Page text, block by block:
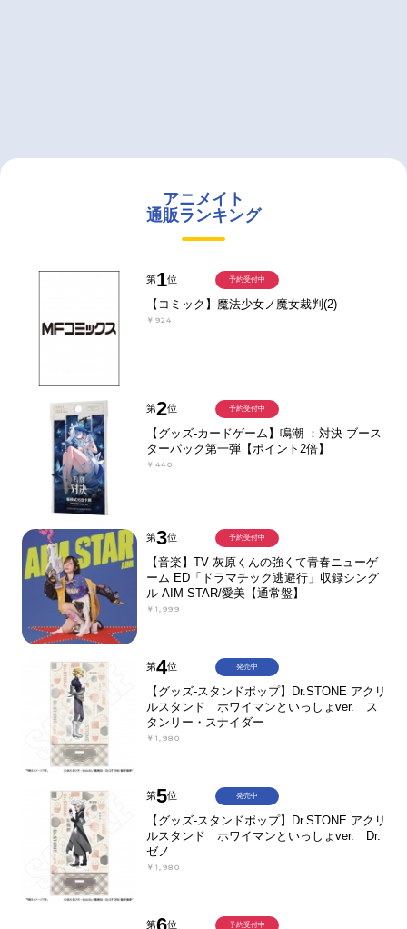
アニメイト
通販ランキング
第1位
【コミック】魔法少女ノ魔女裁判(2)
￥924
予約受付中
第2位
【グッズ-カードゲーム】鳴潮 ：対決 ブース
ターパック第一弾【ポイント2倍】
￥440
予約受付中
第3位
【音楽】TV 灰原くんの強くて青春ニューゲ
ーム ED「ドラマチック逃避行」収録シング
ル AIM STAR/愛美【通常盤】
￥1,999
予約受付中
第4位
【グッズ-スタンドポップ】Dr.STONE アクリ
ルスタンド ホワイマンといっしょver. ス
タンリー・スナイダー
￥1,980
発売中
第5位
【グッズ-スタンドポップ】Dr.STONE アクリ
ルスタンド ホワイマンといっしょver. Dr.
ゼノ
￥1,980
発売中
第 位 予約受付中